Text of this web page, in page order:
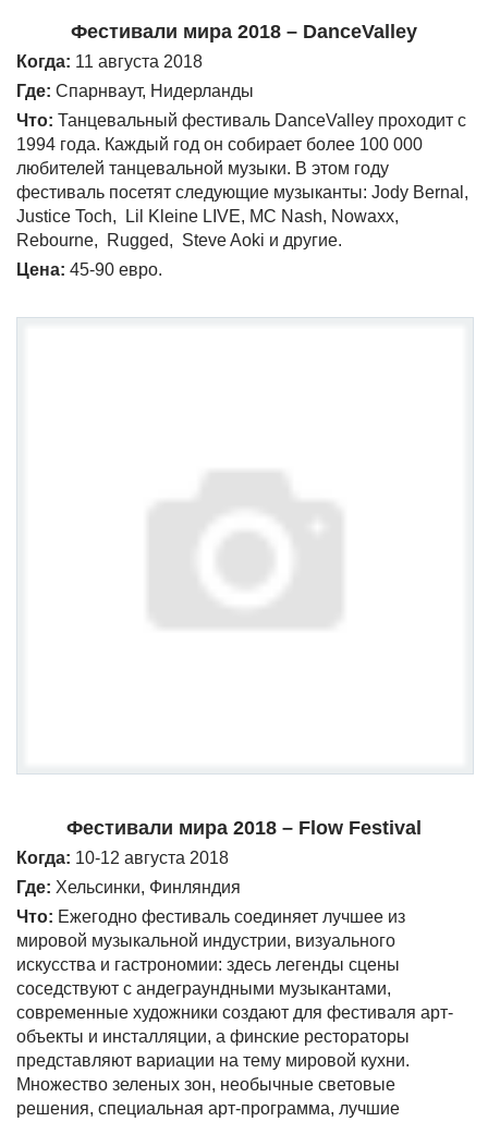
Фестивали мира 2018 – DanceValley
Когда: 11 августа 2018
Где: Спарнваут, Нидерланды
Что: Танцевальный фестиваль DanceValley проходит с
1994 года. Каждый год он собирает более 100 000
любителей танцевальной музыки. В этом году
фестиваль посетят следующие музыканты: Jody Bernal,
Justice Toch, Lil Kleine LIVE, MC Nash, Nowaxx,
Rebourne, Rugged, Steve Aoki и другие.
Цена: 45-90 евро.
Фестивали мира 2018 – Flow Festival
Когда: 10-12 августа 2018
Где: Хельсинки, Финляндия
Что: Ежегодно фестиваль соединяет лучшее из
мировой музыкальной индустрии, визуального
искусства и гастрономии: здесь легенды сцены
соседствуют с андеграундными музыкантами,
современные художники создают для фестиваля арт-
объекты и инсталляции, а финские рестораторы
представляют вариации на тему мировой кухни.
Множество зеленых зон, необычные световые
решения, специальная арт-программа, лучшие